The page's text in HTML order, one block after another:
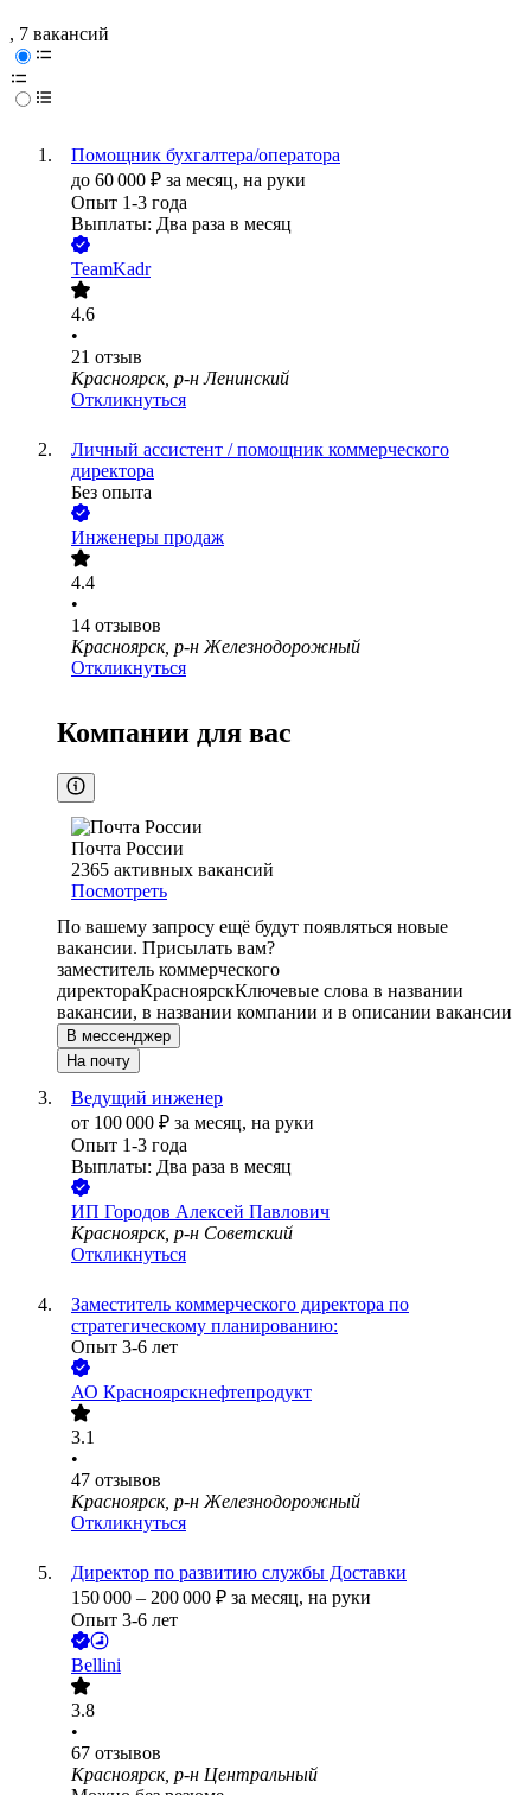
, 7 вакансий
Помощник бухгалтера/оператора
до 60 000 ₽ за месяц, на руки
Опыт 1-3 года
Выплаты: Два раза в месяц
TeamKadr
4.6
•
21 отзыв
Красноярск, р-н Ленинский
Откликнуться
Личный ассистент / помощник коммерческого
директора
Без опыта
Инженеры продаж
4.4
•
14 отзывов
Красноярск, р-н Железнодорожный
Откликнуться
Компании для вас
Почта России
2365 активных вакансий
Посмотреть
По вашему запросу ещё будут появляться новые
вакансии. Присылать вам?
заместитель коммерческого
директораКрасноярскКлючевые слова в названии
вакансии, в названии компании и в описании вакансии
В мессенджер
На почту
Ведущий инженер
от 100 000 ₽ за месяц, на руки
Опыт 1-3 года
Выплаты: Два раза в месяц
ИП Городов Алексей Павлович
Красноярск, р-н Советский
Откликнуться
Заместитель коммерческого директора по
стратегическому планированию:
Опыт 3-6 лет
АО Красноярскнефтепродукт
3.1
•
47 отзывов
Красноярск, р-н Железнодорожный
Откликнуться
Директор по развитию службы Доставки
150 000 – 200 000 ₽ за месяц, на руки
Опыт 3-6 лет
Bellini
3.8
•
67 отзывов
Красноярск, р-н Центральный